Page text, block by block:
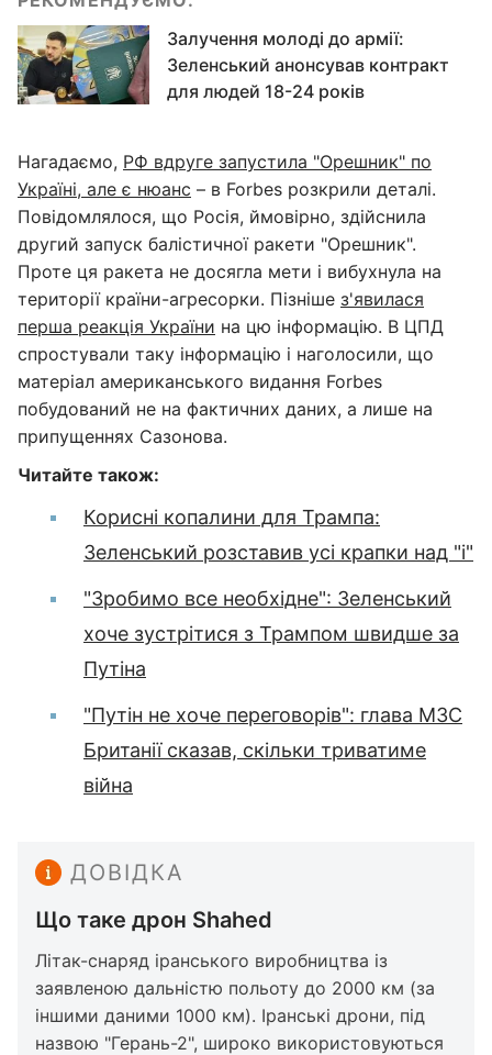
Залучення молоді до армії:
Зеленський анонсував контракт
для людей 18-24 років
Нагадаємо, РФ вдруге запустила "Орешник" по
Україні, але є нюанс – в Forbes розкрили деталі.
Повідомлялося, що Росія, ймовірно, здійснила
другий запуск балістичної ракети "Орешник".
Проте ця ракета не досягла мети і вибухнула на
території країни-агресорки. Пізніше з'явилася
перша реакція України на цю інформацію. В ЦПД
спростували таку інформацію і наголосили, що
матеріал американського видання Forbes
побудований не на фактичних даних, а лише на
припущеннях Сазонова.
Читайте також:
Корисні копалини для Трампа:
Зеленський розставив усі крапки над "і"
"Зробимо все необхідне": Зеленський
хоче зустрітися з Трампом швидше за
Путіна
"Путін не хоче переговорів": глава МЗС
Британії сказав, скільки триватиме
війна
ДОВІДКА
Що таке дрон Shahed
Літак-снаряд іранського виробництва із
заявленою дальністю польоту до 2000 км (за
іншими даними 1000 км). Іранські дрони, під
назвою "Герань-2", широко використовуються